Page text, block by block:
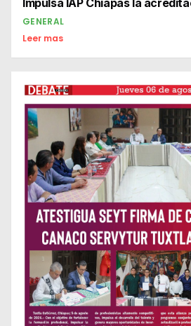
Impulsa IAP Chiapas la
GENERAL
Leer mas